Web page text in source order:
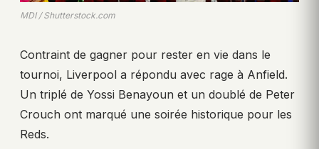
MDI / Shutterstock.com
Contraint de gagner pour rester en vie dans le
tournoi, Liverpool a répondu avec rage à Anfield.
Un triplé de Yossi Benayoun et un doublé de Peter
Crouch ont marqué une soirée historique pour les
Reds.